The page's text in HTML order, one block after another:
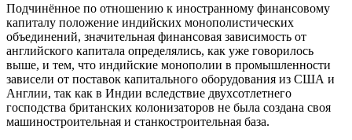
Подчинённое по отношению к иностранному финансовому
капиталу положение индийских монополистических
объединений, значительная финансовая зависимость от
английского капитала определялись, как уже говорилось
выше, и тем, что индийские монополии в промышленности
зависели от поставок капитального оборудования из США и
Англии, так как в Индии вследствие двухсотлетнего
господства британских колонизаторов не была создана своя
машиностроительная и станкостроительная база.